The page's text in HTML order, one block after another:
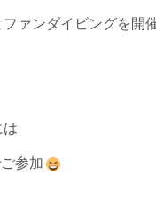
ァンダイビングを開
は
参加